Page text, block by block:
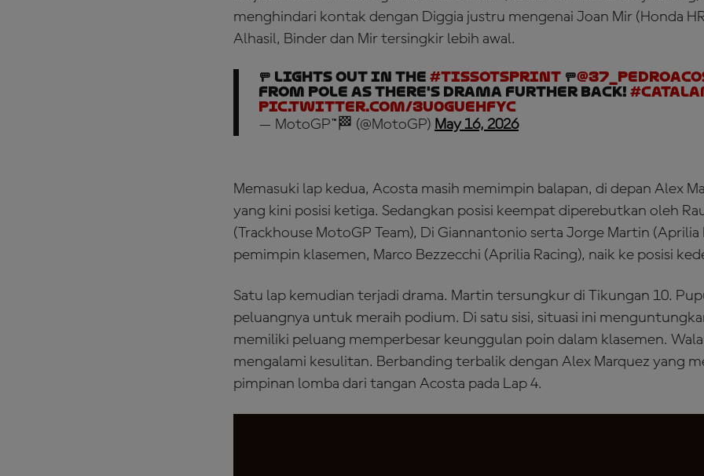
menghindari kontak dengan Diggia justru mengenai Joan Mir (Honda
Alhasil, Binder dan Mir tersingkir lebih awal.
🚥 LIGHTS OUT in the #TissotSprint 🚥
from pole as there's drama further back!
pic.twitter.com/3u0gUeHfyC
— MotoGP™🏁 (@MotoGP) May 16, 2026
Memasuki lap kedua, Acosta masih memimpin balapan, di depan Alex
yang kini posisi ketiga. Sedangkan posisi keempat diperebutkan oleh
(Trackhouse MotoGP Team), Di Giannantonio serta Jorge Martin (Aprilia
pemimpin klasemen, Marco Bezzecchi (Aprilia Racing), naik ke posisi
Satu lap kemudian terjadi drama. Martin tersungkur di Tikungan 10.
peluangnya untuk meraih podium. Di satu sisi, situasi ini
memiliki peluang memperbesar keunggulan poin dalam klasemen.
mengalami kesulitan. Berbanding terbalik dengan Alex Marquez yang
pimpinan lomba dari tangan Acosta pada Lap 4.